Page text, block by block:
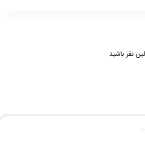
نفر باشید.